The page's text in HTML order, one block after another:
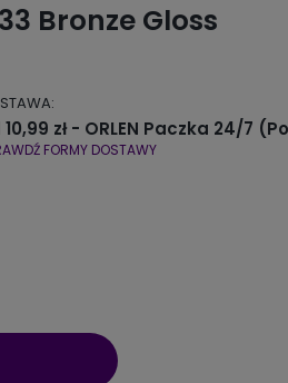
Bronze Gloss
zł - ORLEN Paczka 24/7
FORMY DOSTAWY